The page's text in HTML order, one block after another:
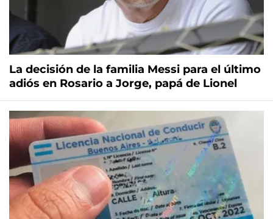
La decisión de la familia Messi para el último
adiós en Rosario a Jorge, papá de Lionel